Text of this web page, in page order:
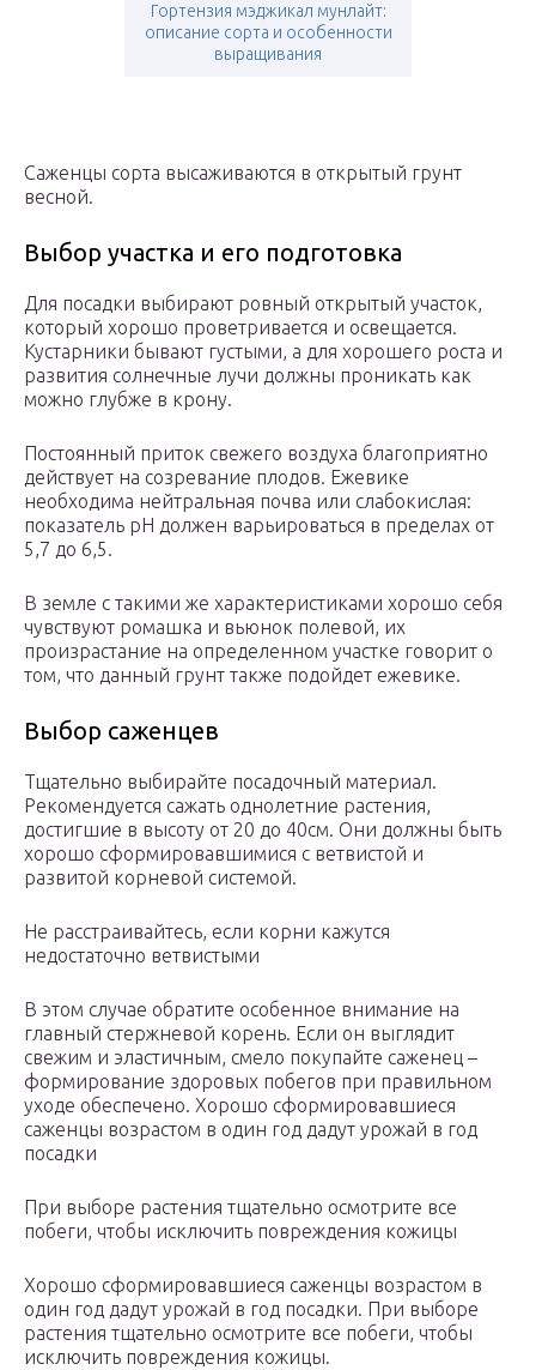
Гортензия мэджикал мунлайт:
описание сорта и особенности
выращивания
Саженцы сорта высаживаются в открытый грунт
весной.
Выбор участка и его подготовка
Для посадки выбирают ровный открытый участок,
который хорошо проветривается и освещается.
Кустарники бывают густыми, а для хорошего роста и
развития солнечные лучи должны проникать как
можно глубже в крону.
Постоянный приток свежего воздуха благоприятно
действует на созревание плодов. Ежевике
необходима нейтральная почва или слабокислая:
показатель pH должен варьироваться в пределах от
5,7 до 6,5.
В земле с такими же характеристиками хорошо себя
чувствуют ромашка и вьюнок полевой, их
произрастание на определенном участке говорит о
том, что данный грунт также подойдет ежевике.
Выбор саженцев
Тщательно выбирайте посадочный материал.
Рекомендуется сажать однолетние растения,
достигшие в высоту от 20 до 40см. Они должны быть
хорошо сформировавшимися с ветвистой и
развитой корневой системой.
Не расстраивайтесь, если корни кажутся
недостаточно ветвистыми
В этом случае обратите особенное внимание на
главный стержневой корень. Если он выглядит
свежим и эластичным, смело покупайте саженец –
формирование здоровых побегов при правильном
уходе обеспечено. Хорошо сформировавшиеся
саженцы возрастом в один год дадут урожай в год
посадки
При выборе растения тщательно осмотрите все
побеги, чтобы исключить повреждения кожицы
Хорошо сформировавшиеся саженцы возрастом в
один год дадут урожай в год посадки. При выборе
растения тщательно осмотрите все побеги, чтобы
исключить повреждения кожицы.